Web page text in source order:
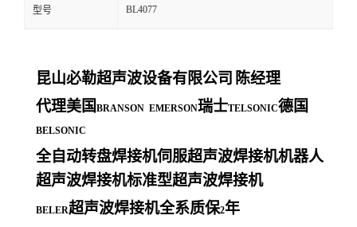
型号 BL4077
昆山必勒超声波设备有限公司 陈经理
代理美国 BRANSON EMERSON瑞士TELSONIC德国
BELSONIC
全自动转盘焊接机伺服超声波焊接机机器人
超声波焊接机标准型超声波焊接机
BELER超声波焊接机全系质保2年